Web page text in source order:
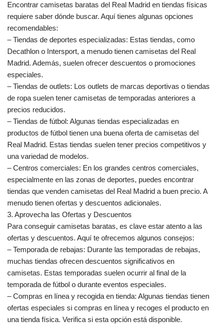
Encontrar camisetas baratas del Real Madrid en tiendas físicas
requiere saber dónde buscar. Aquí tienes algunas opciones
recomendables:
– Tiendas de deportes especializadas: Estas tiendas, como
Decathlon o Intersport, a menudo tienen camisetas del Real
Madrid. Además, suelen ofrecer descuentos o promociones
especiales.
– Tiendas de outlets: Los outlets de marcas deportivas o tiendas
de ropa suelen tener camisetas de temporadas anteriores a
precios reducidos.
– Tiendas de fútbol: Algunas tiendas especializadas en
productos de fútbol tienen una buena oferta de camisetas del
Real Madrid. Estas tiendas suelen tener precios competitivos y
una variedad de modelos.
– Centros comerciales: En los grandes centros comerciales,
especialmente en las zonas de deportes, puedes encontrar
tiendas que venden camisetas del Real Madrid a buen precio. A
menudo tienen ofertas y descuentos adicionales.
3. Aprovecha las Ofertas y Descuentos
Para conseguir camisetas baratas, es clave estar atento a las
ofertas y descuentos. Aquí te ofrecemos algunos consejos:
– Temporada de rebajas: Durante las temporadas de rebajas,
muchas tiendas ofrecen descuentos significativos en
camisetas. Estas temporadas suelen ocurrir al final de la
temporada de fútbol o durante eventos especiales.
– Compras en línea y recogida en tienda: Algunas tiendas tienen
ofertas especiales si compras en línea y recoges el producto en
una tienda física. Verifica si esta opción está disponible.